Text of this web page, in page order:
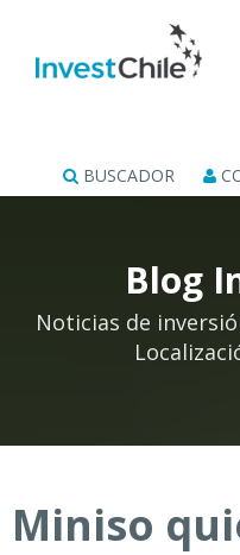
BUSCADOR
Blog
Noticias de
Miniso